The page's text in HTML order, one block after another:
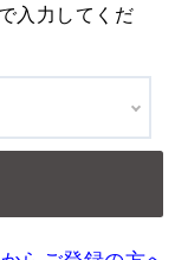
入力してくだ